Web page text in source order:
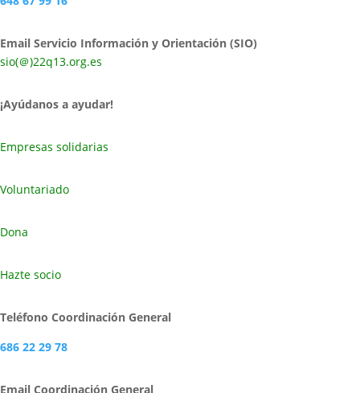
Email Servicio Información y Orientación (SIO)
sio(＠)22q13.org.es
¡Ayúdanos a ayudar!
Empresas solidarias
Voluntariado
Dona
Hazte socio
Teléfono Coordinación General
686 22 29 78
Email Coordinación General